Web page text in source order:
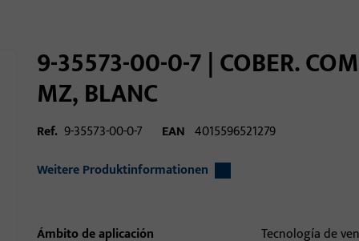
9-35573-00-0-7 | COBER.
MZ, BLANC
Ref. 9-35573-00-0-7 EAN 4015596521279
Weitere Produktinformationen
Ámbito de aplicación
Tecnología de